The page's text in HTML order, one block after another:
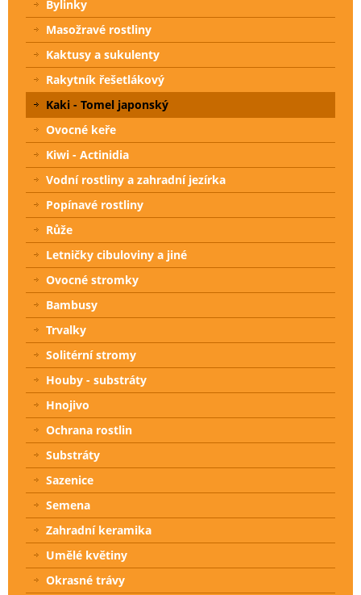
Bylinky
Masožravé rostliny
Kaktusy a sukulenty
Rakytník řešetlákový
Kaki - Tomel japonský
Ovocné keře
Kiwi - Actinidia
Vodní rostliny a zahradní jezírka
Popínavé rostliny
Růže
Letničky cibuloviny a jiné
Ovocné stromky
Bambusy
Trvalky
Solitérní stromy
Houby - substráty
Hnojivo
Ochrana rostlin
Substráty
Sazenice
Semena
Zahradní keramika
Umělé květiny
Okrasné trávy